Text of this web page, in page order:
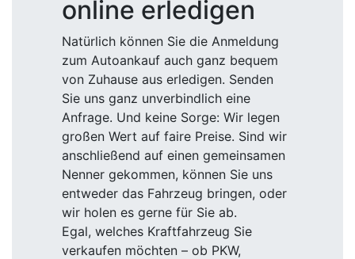
online erledigen
Natürlich können Sie die Anmeldung
zum Autoankauf auch ganz bequem
von Zuhause aus erledigen. Senden
Sie uns ganz unverbindlich eine
Anfrage. Und keine Sorge: Wir legen
großen Wert auf faire Preise. Sind wir
anschließend auf einen gemeinsamen
Nenner gekommen, können Sie uns
entweder das Fahrzeug bringen, oder
wir holen es gerne für Sie ab.
Egal, welches Kraftfahrzeug Sie
verkaufen möchten – ob PKW,